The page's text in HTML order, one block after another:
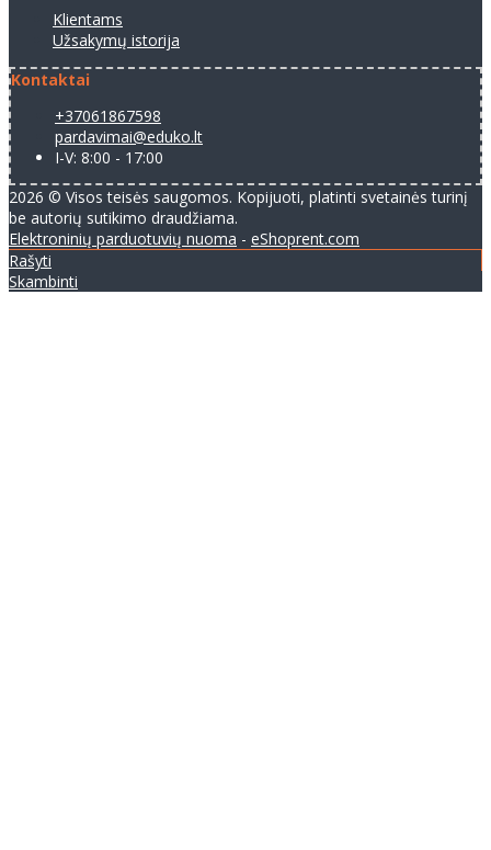
Klientams
Užsakymų istorija
Kontaktai
+37061867598
pardavimai@eduko.lt
I-V: 8:00 - 17:00
2026 © Visos teisės saugomos. Kopijuoti, platinti svetainės turinį
be autorių sutikimo draudžiama.
Elektroninių parduotuvių nuoma - eShoprent.com
Rašyti
Skambinti